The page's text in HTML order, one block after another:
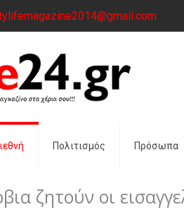
Πολιτισμός Πρόσωπα
ζητούν οι